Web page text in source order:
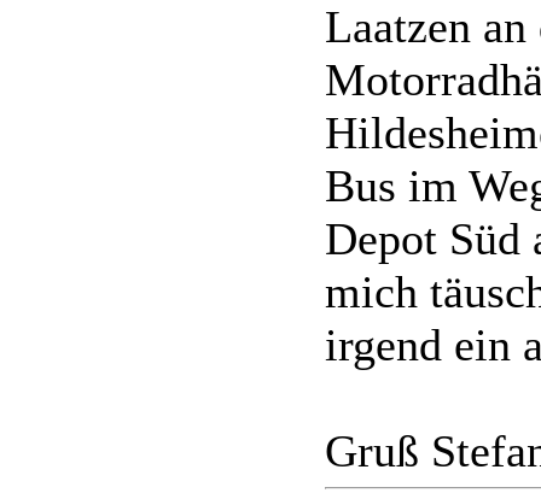
Laatzen
Bus im
Depot Süd
mich
irgend ein
Gruß